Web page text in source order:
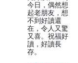
今日，偶然想
起老朋友，想
不到好讀還
在，令人又驚
又喜。祝福好
讀，好讀長
存。